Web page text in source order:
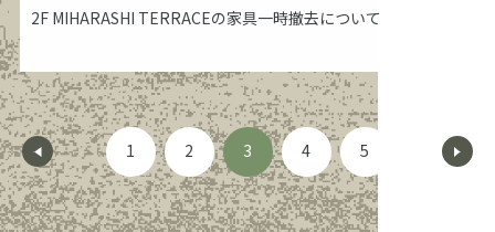
2F MIHARASHI TERRACEの家具一時撤去について
1 2 3 4 5